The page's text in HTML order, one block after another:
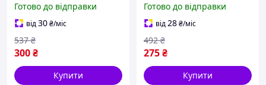
мм Хаки Doros Prop Doro-
l2
Готово до відправки
від30₴/міс
300₴
537 ₴
Купити
Doros Prop Doro-l2
Готово до відправки
від28₴/міс
275₴
492 ₴
Купити